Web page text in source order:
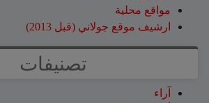
مواقع محلية
ارشيف موقع جولاني (قبل 2013)
تصنيفات
آراء